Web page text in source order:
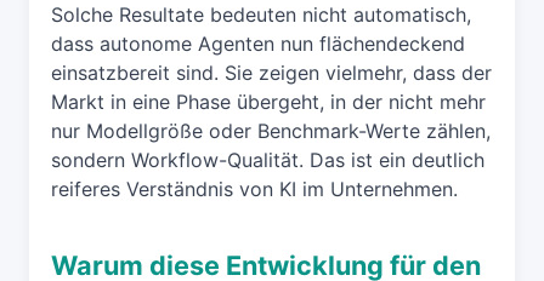
Solche Resultate bedeuten nicht automatisch,
dass autonome Agenten nun flächendeckend
einsatzbereit sind. Sie zeigen vielmehr, dass der
Markt in eine Phase übergeht, in der nicht mehr
nur Modellgröße oder Benchmark-Werte zählen,
sondern Workflow-Qualität. Das ist ein deutlich
reiferes Verständnis von KI im Unternehmen.
Warum diese Entwicklung für den